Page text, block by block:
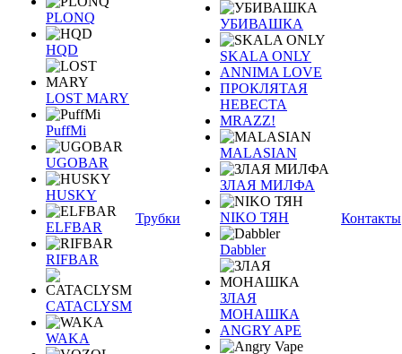
PLONQ
HQD
LOST MARY
PuffMi
UGOBAR
HUSKY
ELFBAR
RIFBAR
CATACLYSM
WAKA
Трубки
УБИВАШКА
SKALA ONLY
ANNIMA LOVE
ПРОКЛЯТАЯ
НЕВЕСТА
MRAZZ!
MALASIAN
ЗЛАЯ МИЛФА
NIKO ТЯН
Dabbler
ЗЛАЯ
МОНАШКА
ANGRY APE
Контакты